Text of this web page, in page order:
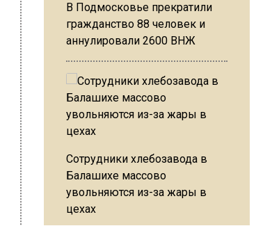
В Подмосковье прекратили
гражданство 88 человек и
аннулировали 2600 ВНЖ
Сотрудники хлебозавода в
Балашихе массово
увольняются из-за жары в
цехах